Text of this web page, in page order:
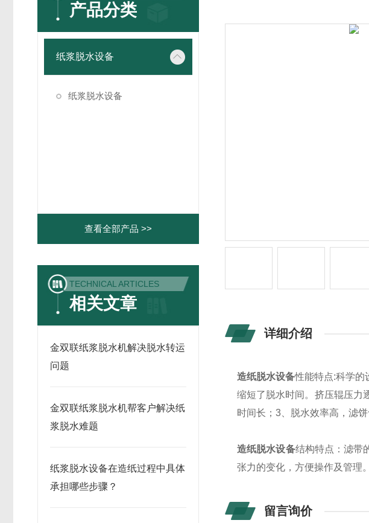
产品分类
纸浆脱水设备
纸浆脱水设备
查看全部产品 >>
TECHNICAL ARTICLES
相关文章
金双联纸浆脱水机解决脱水转运
问题
金双联纸浆脱水机帮客户解决纸
浆脱水难题
纸浆脱水设备在造纸过程中具体
承担哪些步骤？
详细介绍
造纸脱水设备性能特点:科学的
缩短了脱水时间。挤压辊压力
时间长；3、脱水效率高，滤
造纸脱水设备结构特点：滤带
张力的变化，方便操作及管理
留言询价